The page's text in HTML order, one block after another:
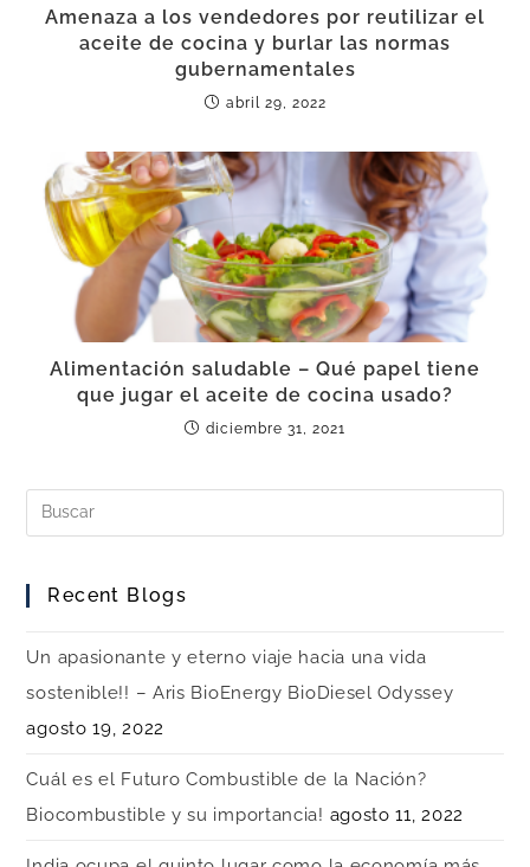
Amenaza a los vendedores por reutilizar el
aceite de cocina y burlar las normas
gubernamentales
abril 29, 2022
Alimentación saludable – Qué papel tiene
que jugar el aceite de cocina usado?
diciembre 31, 2021
Recent Blogs
Un apasionante y eterno viaje hacia una vida
sostenible!! – Aris BioEnergy BioDiesel Odyssey
agosto 19, 2022
Cuál es el Futuro Combustible de la Nación?
Biocombustible y su importancia! agosto 11, 2022